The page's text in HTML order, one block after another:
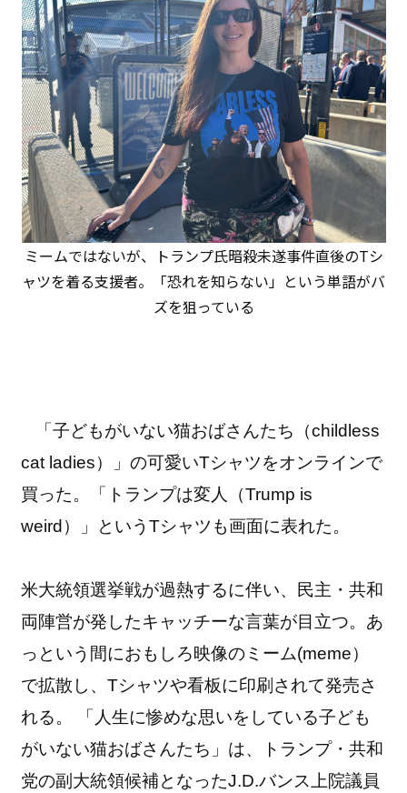
ミームではないが、トランプ氏暗殺未遂事件直後のTシ
ャツを着る支援者。「恐れを知らない」という単語がバ
ズを狙っている
「子どもがいない猫おばさんたち（childless
cat ladies）」の可愛いTシャツをオンラインで
買った。「トランプは変人（Trump is
weird）」というTシャツも画面に表れた。
米大統領選挙戦が過熱するに伴い、民主・共和
両陣営が発したキャッチーな言葉が目立つ。あ
っという間におもしろ映像のミーム(meme）
で拡散し、Tシャツや看板に印刷されて発売さ
れる。 「人生に惨めな思いをしている子ども
がいない猫おばさんたち」は、トランプ・共和
党の副大統領候補となったJ.D.バンス上院議員